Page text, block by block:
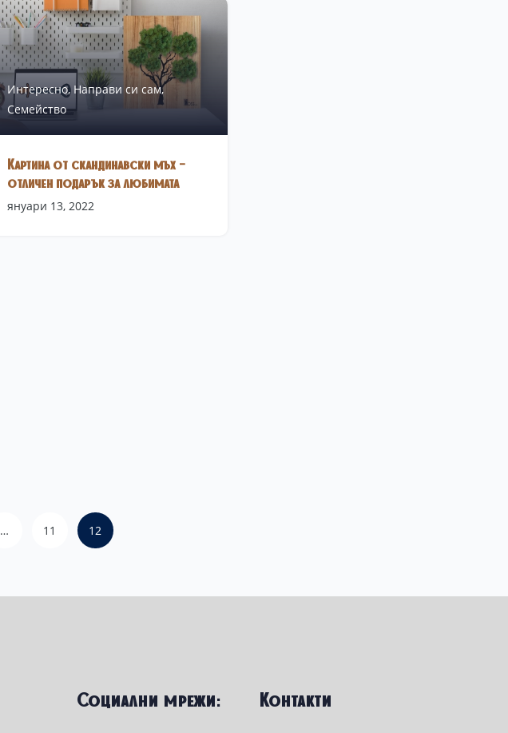
Интересно, Направи си сам,
Семейство
Картина от скандинавски мъх –
отличен подарък за любимата
януари 13, 2022
… 11 12
Социални мрежи: Контакти